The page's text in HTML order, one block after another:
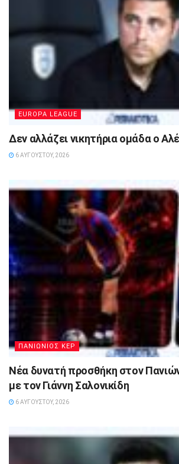
EUROPA LEAGUE
Δεν αλλάζει νικητήρια ομάδα ο
6 ΑΥΓΟΎΣΤΟΥ, 2026
ΠΑΝΙΩΝΙΟΣ ΚΕΡ
Νέα δυνατή προσθήκη στον
με τον Γιάννη Σαλονικίδη
6 ΑΥΓΟΎΣΤΟΥ, 2026